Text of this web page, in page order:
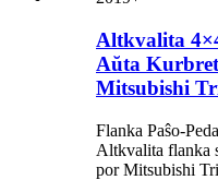
Altkvalita
Aŭta
Mitsubishi
Flanka Paŝo-
Altkvalita flanka
por Mitsubishi